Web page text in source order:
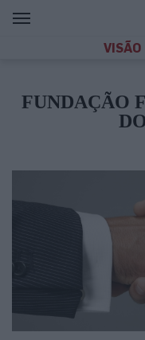
VISÃO
FUNDAÇÃO